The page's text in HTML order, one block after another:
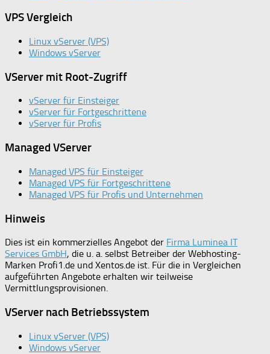
VPS Vergleich
Linux vServer (VPS)
Windows vServer
VServer mit Root-Zugriff
vServer für Einsteiger
vServer für Fortgeschrittene
vServer für Profis
Managed VServer
Managed VPS für Einsteiger
Managed VPS für Fortgeschrittene
Managed VPS für Profis und Unternehmen
Hinweis
Dies ist ein kommerzielles Angebot der Firma Luminea IT
Services GmbH, die u. a. selbst Betreiber der Webhosting-
Marken Profi1.de und Xentos.de ist. Für die in Vergleichen
aufgeführten Angebote erhalten wir teilweise
Vermittlungsprovisionen.
VServer nach Betriebssystem
Linux vServer (VPS)
Windows vServer